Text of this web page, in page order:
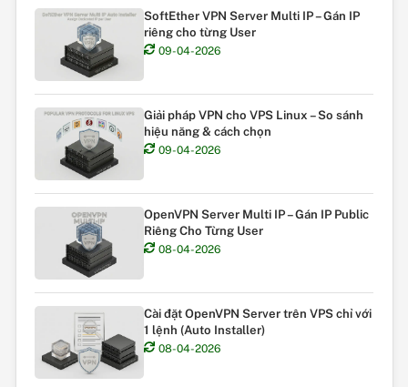
SoftEther VPN Server Multi IP – Gán IP
riêng cho từng User
09-04-2026
Giải pháp VPN cho VPS Linux – So sánh
hiệu năng & cách chọn
09-04-2026
OpenVPN Server Multi IP – Gán IP Public
Riêng Cho Từng User
08-04-2026
Cài đặt OpenVPN Server trên VPS chỉ với
1 lệnh (Auto Installer)
08-04-2026